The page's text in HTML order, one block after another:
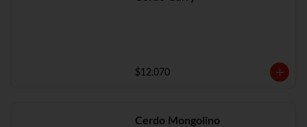
$12.070
Cerdo Mongolino